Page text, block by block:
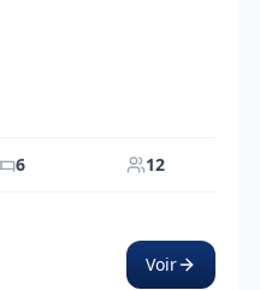
6 12
Voir